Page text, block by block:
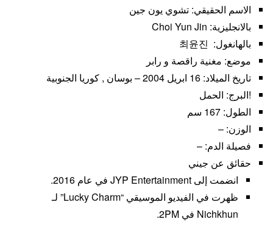
الاسم الحقيقي: تشوي يون جين
بالانجليزية: Choi Yun Jin
بالهانغول: 최윤진
موضع: مغنية راقصة و رابر
تاريخ الميلاد: 16 ابريل 2004 – بوسان , كوريا الجنوبية
!البرج: الحمل
الطول: 167 سم
الوزن: –
فصيلة الدم: –
حقائق عن جيني
انضمت إلى JYP Entertainment في عام 2016.
ظهرت في الفيديو الموسيقي “Lucky Charm” لـ
Nichkhun في 2PM.